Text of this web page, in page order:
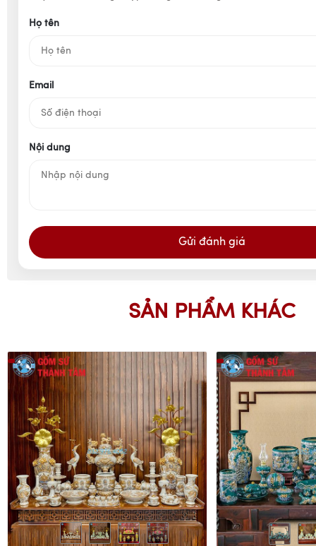
Họ tên
Email
Nội dung
Gửi đánh giá
SẢN PHẨM KHÁC